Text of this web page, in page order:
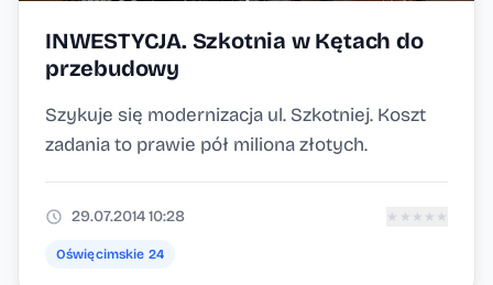
INWESTYCJA. Szkotnia w Kętach do
przebudowy
Szykuje się modernizacja ul. Szkotniej. Koszt
zadania to prawie pół miliona złotych.
29.07.2014 10:28 ★ ★ ★ ★ ★
Oświęcimskie 24